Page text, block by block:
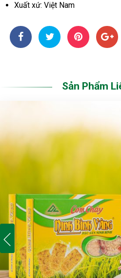
Xuất xứ: Việt Nam
Sản Phẩm